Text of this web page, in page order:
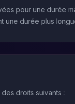
pour une durée
une durée plus
droits suivants :